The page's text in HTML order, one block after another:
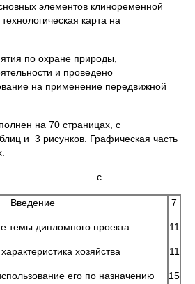
элементов клиноременной
карта на
по охране природы,
и проведено
на применение передвижной
на 70 страницах, с
и 3 рисунков. Графическая часть
с
Введение
темы дипломного проекта
хозяйства
его по назначению
7
11
11
15